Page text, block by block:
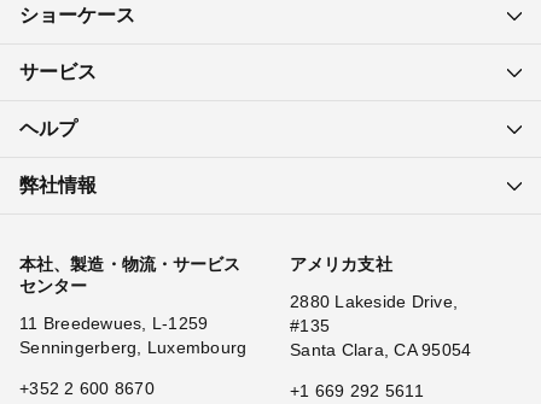
ショーケース
サービス
ヘルプ
弊社情報
本社、製造・物流・サービス
センター
11 Breedewues, L-1259
Senningerberg, Luxembourg
+352 2 600 8670
アメリカ支社
2880 Lakeside Drive,
#135
Santa Clara, CA 95054
+1 669 292 5611